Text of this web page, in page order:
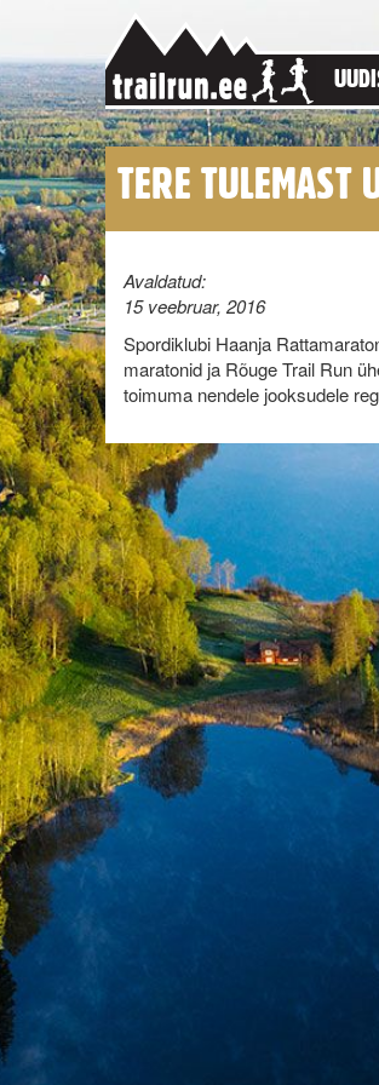
TERE TULEMAST
Avaldatud:
15 veebruar, 2016
Spordiklubi Haanja
maratonid ja Rõuge Trail Run
toimuma nendele jooksudele